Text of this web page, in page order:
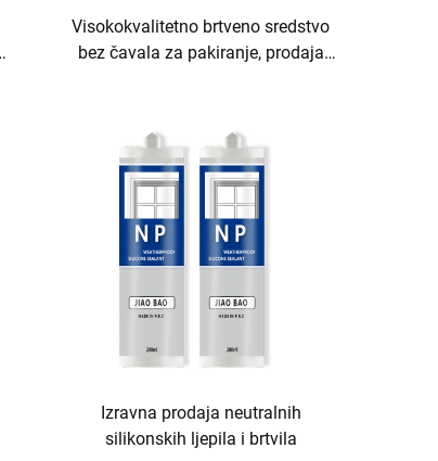
Visokokvalitetno brtveno sredstvo
bez čavala za pakiranje, prodaja
Izravna prodaja neutralnih
silikonskih ljepila i brtvila